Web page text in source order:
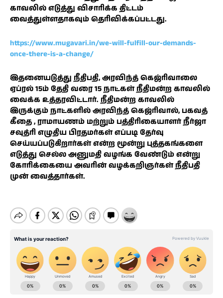
காவலில் எடுத்து விசாரிக்க திட்டம்
வைத்துள்ளதாகவும் தெரிவிக்கப்பட்டது.
https://www.mugavari.in/we-will-fulfill-our-demands-
once-there-is-a-change/
இதனையடுத்து நீதிபதி, அரவிந்த் கெஜ்ரிவாலை
ஏப்ரல் 15ம் தேதி வரை 15 நாட்கள் நீதிமன்ற காவலில்
வைக்க உத்தரவிட்டார். நீதிமன்ற காவலில்
இருக்கும் நாட்களில் அரவிந்த் கெஜ்ரிவால், பகவத்
கீதை , ராமாயணம் மற்றும் பத்திரிகையாளர் நீர்ஜா
சவுத்ரி எழுதிய பிரதமர்கள் எப்படி தேர்வு
செய்யப்படுகிறார்கள் என்ற மூன்று புத்தகங்களை
எடுத்து செல்ல அனுமதி வழங்க வேண்டும் என்று
கோரிக்கையை அவரின் வழக்கறிஞர்கள் நீதிபதி
முன் வைத்தார்கள்.